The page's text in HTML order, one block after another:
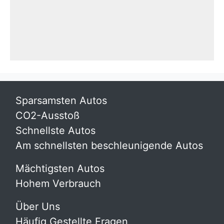
Sparsamsten Autos
CO2-Ausstoß
Schnellste Autos
Am schnellsten beschleunigende Autos
Mächtigsten Autos
Hohem Verbrauch
Über Uns
Häufig Gestellte Fragen